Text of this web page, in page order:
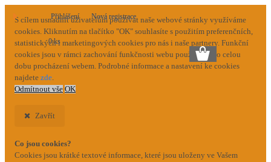
S cílem usnadnit uživatelům používat naše webové stránky využíváme
cookies. Kliknutím na tlačítko "OK" souhlasíte s použitím preferenčních,
statistických i marketingových cookies pro nás i naše partnery. Funkční
cookies jsou v rámci zachování funkčnosti webu používány po celou
dobu procházení webem. Podrobné informace a nastavení ke cookies
najdete zde.
Odmítnout vše OK
Zavřít
Co jsou cookies?
Cookies jsou krátké textové informace, které jsou uloženy ve Vašem
Přihlášení Nová registrace
0 ks